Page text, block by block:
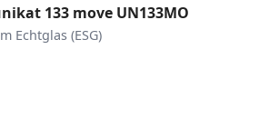
133 move UN133MO
Echtglas (ESG)